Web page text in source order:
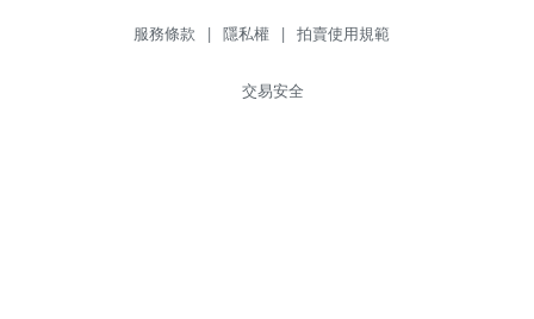
服務條款 | 隱私權 | 拍賣使用規範
交易安全